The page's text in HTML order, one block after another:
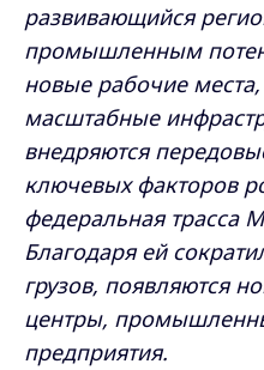
развивающийся
промышленным
новые рабочие
масштабные
внедряются
ключевых факторов
федеральная трасса
Благодаря ей
грузов, появляются
центры,
предприятия.